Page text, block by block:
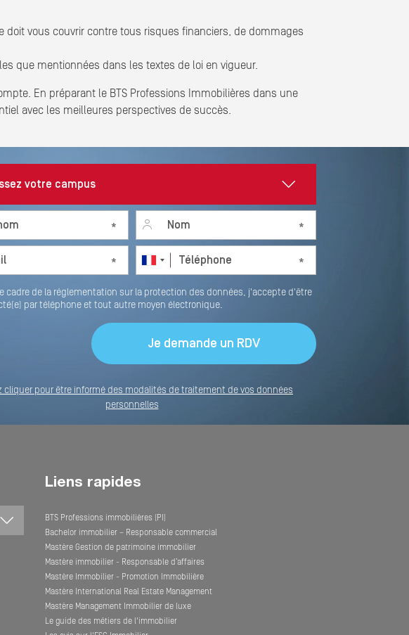
doit vous couvrir contre tous risques financiers, de dommages
que mentionnées dans les textes de loi en vigueur.
En préparant le BTS Professions Immobilières dans une
avec les meilleures perspectives de succès.
Last name
Téléphone*
cadre de la réglementation sur la protection des données, j'accepte d'être
par téléphone et tout autre moyen électronique.
cliquer pour être informé des modalités de traitement de vos données
personnelles
Liens rapides
BTS Professions immobilières (PI)
Bachelor immobilier – Responsable commercial
Mastère Gestion de patrimoine immobilier
Mastère immobilier - Responsable d’affaires
Mastère Immobilier - Promotion Immobilière
Mastère International Real Estate Management
Mastère Management Immobilier de luxe
Le guide des métiers de l'immobilier